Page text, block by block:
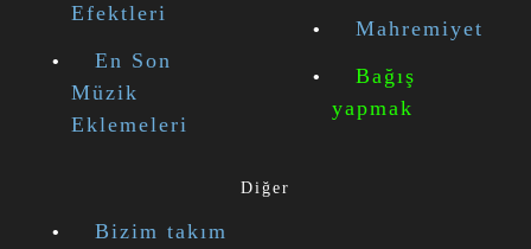
Efektleri
En Son
Müzik
Eklemeleri
Mahremiyet
Bağış
yapmak
Diğer
Bizim takım